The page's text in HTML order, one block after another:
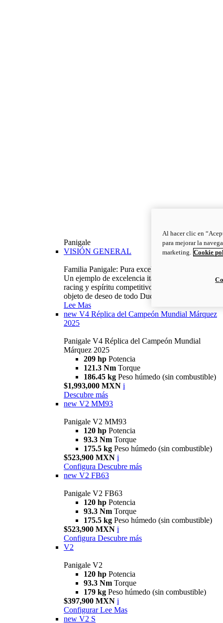
Panigale
VISIÓN GENERAL
Familia Panigale: Pura excelencia italiana.
Un ejemplo de excelencia italiana, con ADN
racing y espíritu competitivo: la Panigale es el
objeto de deseo de todo Ducatista.
Lee Mas
new V4 Réplica del Campeón Mundial Márquez
2025
Panigale V4 Réplica del Campeón Mundial
Márquez 2025
209 hp Potencia
121.3 Nm Torque
186.45 kg Peso húmedo (sin combustible)
$1,993,000 MXN i
Descubre más
new V2 MM93
Panigale V2 MM93
120 hp Potencia
93.3 Nm Torque
175.5 kg Peso húmedo (sin combustible)
$523,900 MXN i
Configura Descubre más
new V2 FB63
Panigale V2 FB63
120 hp Potencia
93.3 Nm Torque
175.5 kg Peso húmedo (sin combustible)
$523,900 MXN i
Configura Descubre más
V2
Panigale V2
120 hp Potencia
93.3 Nm Torque
179 kg Peso húmedo (sin combustible)
$397,900 MXN i
Configurar Lee Mas
new V2 S
Al hacer clic en
para mejorar la
marketing. Cookie